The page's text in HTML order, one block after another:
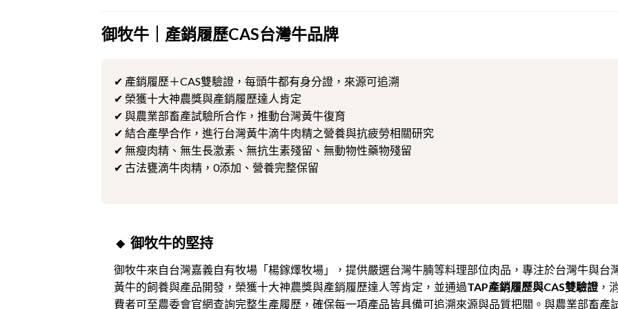
御牧牛｜產銷履歷CAS台灣牛品牌
✔ 產銷履歷＋CAS雙驗證，每頭牛都有身分證，來源可追溯
✔ 榮獲十大神農獎與產銷履歷達人肯定
✔ 與農業部畜產試驗所合作，推動台灣黃牛復育
✔ 結合產學合作，進行台灣黃牛滴牛肉精之營養與抗疲勞相關研究
✔ 無瘦肉精、無生長激素、無抗生素殘留、無動物性藥物殘留
✔ 古法甕滴牛肉精，0添加、營養完整保留
🔸 御牧牛的堅持
御牧牛來自台灣嘉義自有牧場「楊鎵燡牧場」，提供嚴選台灣牛腩等料理部位肉品， 專注於台灣牛與台
黃牛的飼養與產品開發，榮獲十大神農獎與產銷履歷達人等肯定，並通過TAP產銷履歷與CAS雙驗證，
費者可至農委會官網查詢完整生產履歷，確保每一項產品皆具備可追溯來源與品質把關。與農業部畜產